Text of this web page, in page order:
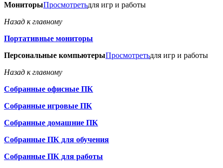
МониторыПросмотретьдля игр и работы
Назад к главному
Портативные мониторы
Персональные компьютерыПросмотретьдля игр и работы
Назад к главному
Собранные офисные ПК
Собранные игровые ПК
Собранные домашние ПК
Собранные ПК для обучения
Собранные ПК для работы